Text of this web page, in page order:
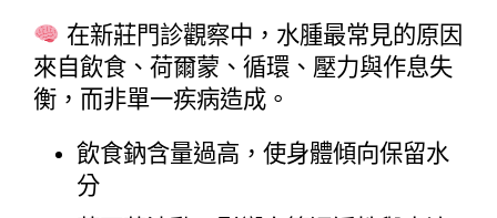
在新莊門診觀察中，水腫最常見的原因
來自飲食、荷爾蒙、循環、壓力與作息失
衡，而非單一疾病造成。
飲食鈉含量過高，使身體傾向保留水
分